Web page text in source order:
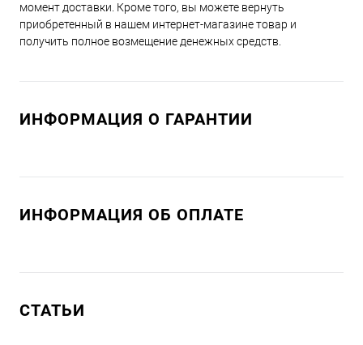
момент доставки. Кроме того, вы можете вернуть
приобретенный в нашем интернет-магазине товар и
получить полное возмещение денежных средств.
ИНФОРМАЦИЯ О ГАРАНТИИ
ИНФОРМАЦИЯ ОБ ОПЛАТЕ
СТАТЬИ